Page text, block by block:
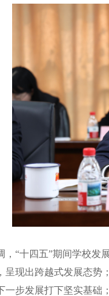
，“十四五”期间学校
呈现出跨越式发展态
一步发展打下坚实基